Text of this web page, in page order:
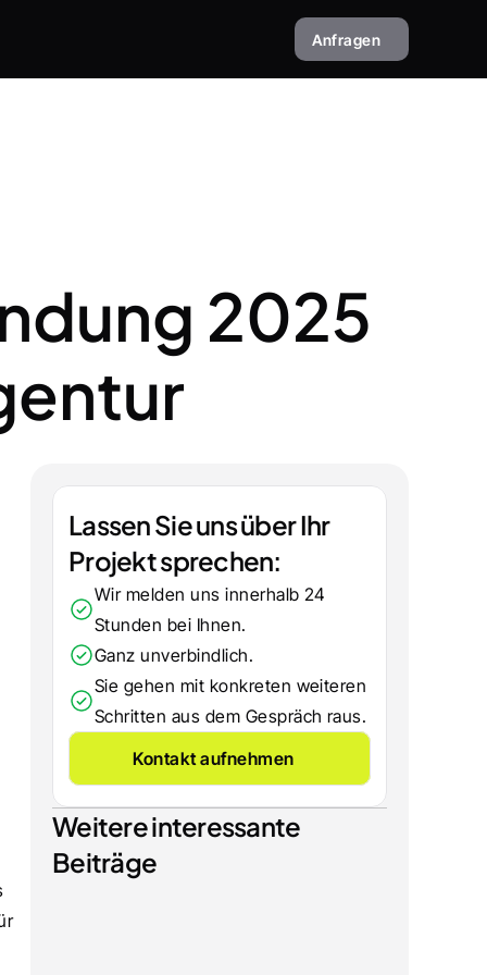
Anfragen
2025
Lassen Sie uns über Ihr
Projekt sprechen:
Wir melden uns innerhalb 24
Stunden bei Ihnen.
Ganz unverbindlich.
Sie gehen mit konkreten weiteren
Schritten aus dem Gespräch raus.
Kontakt aufnehmen
Weitere interessante
Beiträge